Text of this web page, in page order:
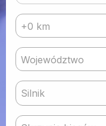
+0 km
Województwo
Silnik